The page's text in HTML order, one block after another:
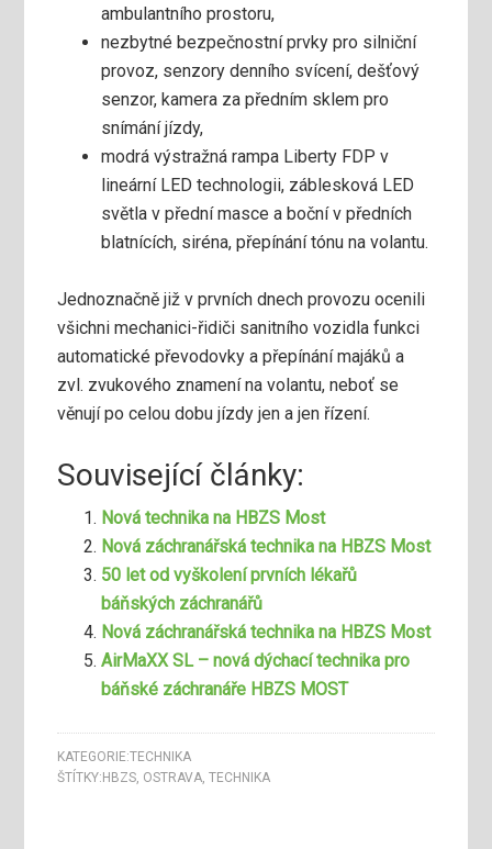
ambulantního prostoru,
nezbytné bezpečnostní prvky pro silniční
provoz, senzory denního svícení, dešťový
senzor, kamera za předním sklem pro
snímání jízdy,
modrá výstražná rampa Liberty FDP v
lineární LED technologii, záblesková LED
světla v přední masce a boční v předních
blatnících, siréna, přepínání tónu na volantu.
Jednoznačně již v prvních dnech provozu ocenili
všichni mechanici-řidiči sanitního vozidla funkci
automatické převodovky a přepínání majáků a
zvl. zvukového znamení na volantu, neboť se
věnují po celou dobu jízdy jen a jen řízení.
Související články:
Nová technika na HBZS Most
Nová záchranářská technika na HBZS Most
50 let od vyškolení prvních lékařů
báňských záchranářů
Nová záchranářská technika na HBZS Most
AirMaXX SL – nová dýchací technika pro
báňské záchranáře HBZS MOST
KATEGORIE:TECHNIKA
ŠTÍTKY: HBZS, OSTRAVA,TECHNIKA